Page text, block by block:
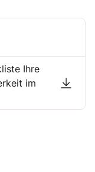
Ihre
im